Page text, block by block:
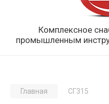
Комплексное
промышленным
Главная СГ315